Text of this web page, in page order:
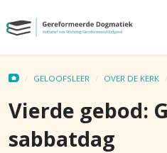
GELOOFSLEER OVER DE KERK
Vierde gebod:
sabbatdag